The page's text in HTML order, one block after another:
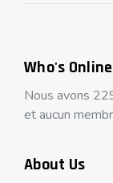
Who's Online
Nous avons
et aucun
About Us